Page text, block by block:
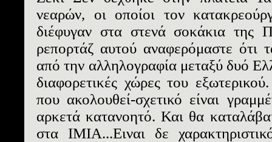
νεαρών, οι οποίοι τον
διέφυγαν στα στενά σοκάκια της
ρεπορτάζ αυτού αναφερόμαστε ότι
από την αλληλογραφία μεταξύ δυό
διαφορετικές χώρες του
που ακολουθεί-σχετικό είναι
αρκετά κατανοητό. Και θα
στα ΙΜΙΑ...Ειναι δε